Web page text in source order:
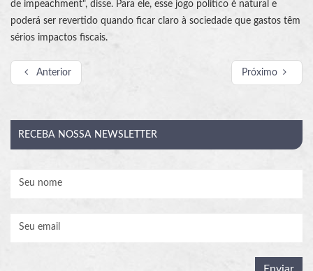
de impeachment", disse. Para ele, esse jogo político é natural e
poderá ser revertido quando ficar claro à sociedade que gastos têm
sérios impactos fiscais.
Anterior Próximo
RECEBA NOSSA NEWSLETTER